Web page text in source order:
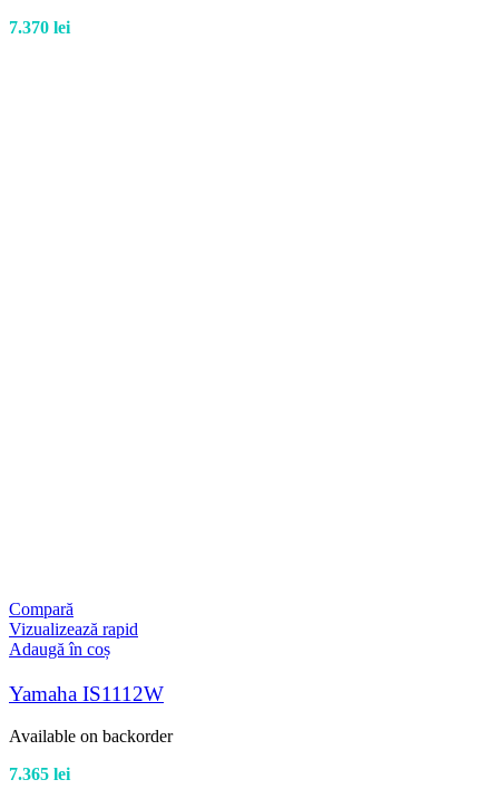
7.370 lei
Compară
Vizualizează rapid
Adaugă în coș
Yamaha IS1112W
Available on backorder
7.365 lei